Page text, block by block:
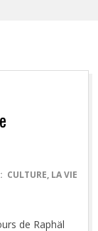
CULTURE, LA VIE
de Raphäl